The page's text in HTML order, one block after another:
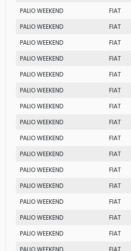
PALIO WEEKEND
FIAT
PALIO WEEKEND
FIAT
PALIO WEEKEND
FIAT
PALIO WEEKEND
FIAT
PALIO WEEKEND
FIAT
PALIO WEEKEND
FIAT
PALIO WEEKEND
FIAT
PALIO WEEKEND
FIAT
PALIO WEEKEND
FIAT
PALIO WEEKEND
FIAT
PALIO WEEKEND
FIAT
PALIO WEEKEND
FIAT
PALIO WEEKEND
FIAT
PALIO WEEKEND
FIAT
PALIO WEEKEND
FIAT